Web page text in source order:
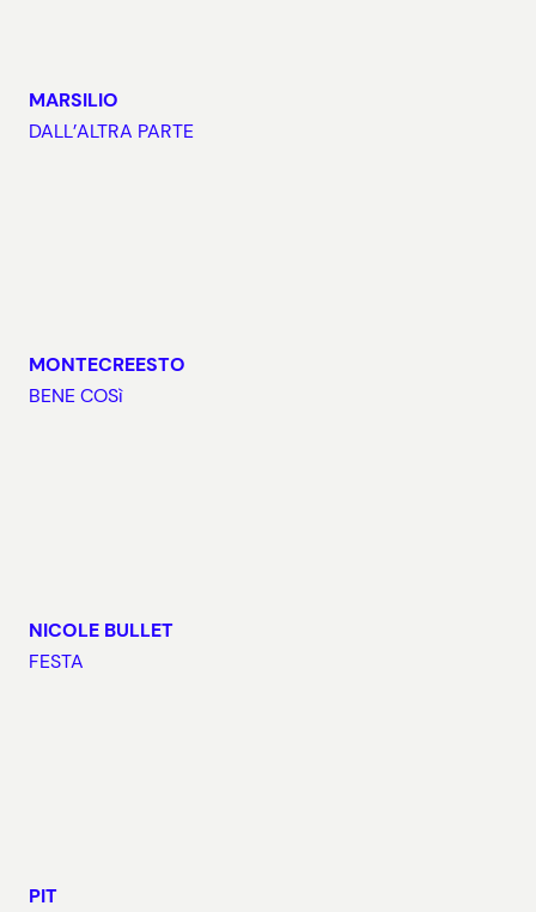
MARSILIO
DALL’ALTRA PARTE
MONTECREESTO
BENE COSì
NICOLE BULLET
FESTA
PIT